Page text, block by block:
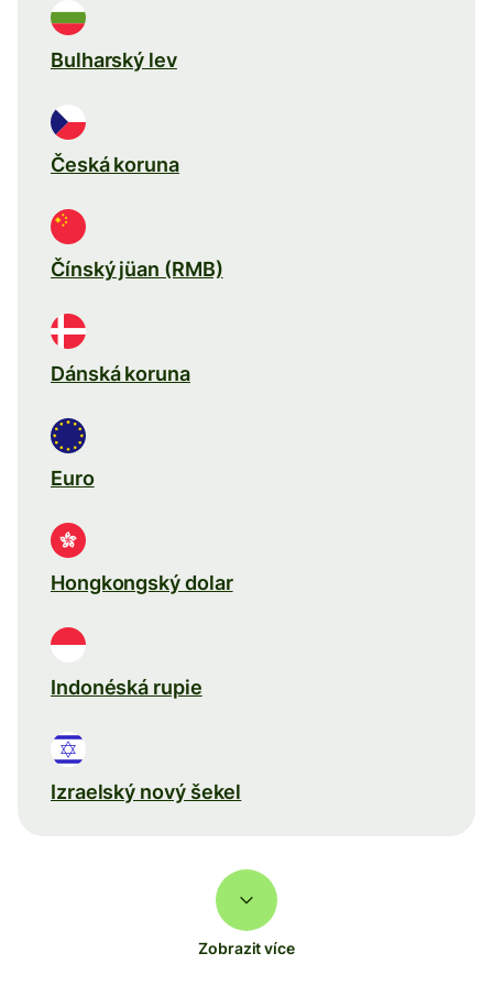
Bulharský lev
Česká koruna
Čínský jüan (RMB)
Dánská koruna
Euro
Hongkongský dolar
Indonéská rupie
Izraelský nový šekel
Zobrazit více